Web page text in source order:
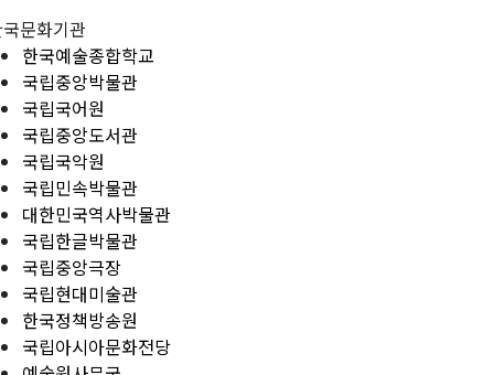
문화기관
한국예술종합학교
국립중앙박물관
국립국어원
국립중앙도서관
국립국악원
국립민속박물관
대한민국역사박물관
국립한글박물관
국립중앙극장
국립현대미술관
한국정책방송원
국립아시아문화전당